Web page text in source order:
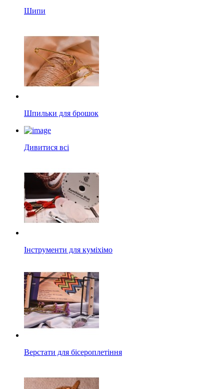
Шипи
Шпильки для брошок
Дивитися всі
Інструменти для куміхімо
Верстати для бісероплетіння